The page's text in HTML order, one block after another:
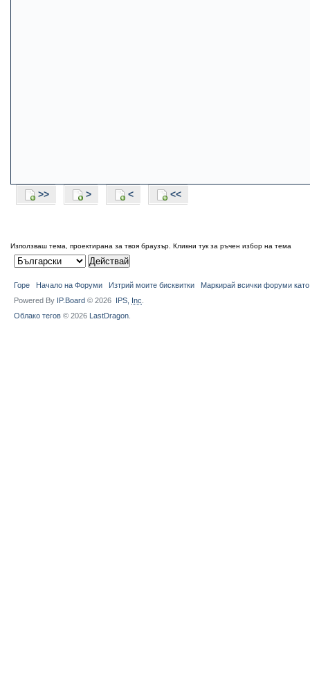
>> > < <<
Използваш тема, проектирана за твоя браузър. Кликни тук за ръчен избор на тема
Горе Начало на Форуми Изтрий моите бисквитки
Маркирай всички форуми
Powered By IP.Board © 2026 IPS, Inc
Облако тегов © 2026 LastDragon